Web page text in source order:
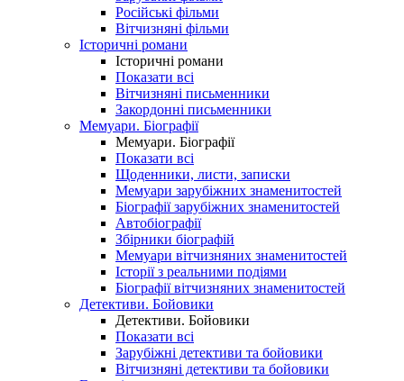
Російські фільми
Вітчизняні фільми
Історичні романи
Історичні романи
Показати всі
Вітчизняні письменники
Закордонні письменники
Мемуари. Біографії
Мемуари. Біографії
Показати всі
Щоденники, листи, записки
Мемуари зарубіжних знаменитостей
Біографії зарубіжних знаменитостей
Автобіографії
Збірники біографій
Мемуари вітчизняних знаменитостей
Історії з реальними подіями
Біографії вітчизняних знаменитостей
Детективи. Бойовики
Детективи. Бойовики
Показати всі
Зарубіжні детективи та бойовики
Вітчизняні детективи та бойовики